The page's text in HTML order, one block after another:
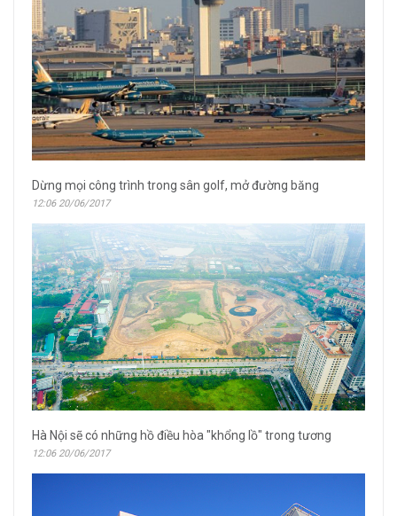
Dừng mọi công trình trong sân golf, mở đường băng
12:06 20/06/2017
Hà Nội sẽ có những hồ điều hòa "khổng lồ" trong tương
12:06 20/06/2017